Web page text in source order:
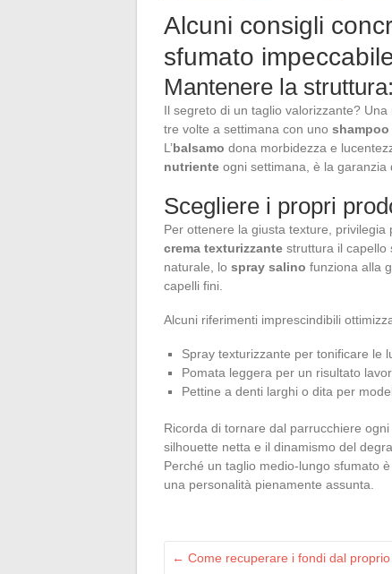
Alcuni consigli
sfumato
Mantenere la
Il segreto di un taglio valorizzante?
tre volte a settimana con uno
L’balsamo dona morbidezza e
nutriente ogni settimana, è la garanzia
Scegliere i propri
Per ottenere la giusta texture,
crema texturizzante struttura il capello
naturale, lo spray salino funziona alla
capelli fini.
Alcuni riferimenti imprescindibili
Spray texturizzante per tonificare le
Pomata leggera per un risultato
Pettine a denti larghi o dita per
Ricorda di tornare dal parrucchiere
silhouette netta e il dinamismo del
Perché un taglio medio-lungo sfumato
una personalità pienamente assunta.
← Come recuperare i fondi dal